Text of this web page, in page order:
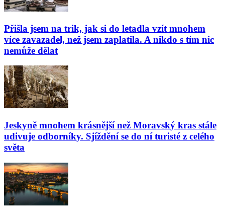
Přišla jsem na trik, jak si do letadla vzít mnohem
více zavazadel, než jsem zaplatila. A nikdo s tím nic
nemůže dělat
Jeskyně mnohem krásnější než Moravský kras stále
udivuje odborníky. Sjíždění se do ní turisté z celého
světa